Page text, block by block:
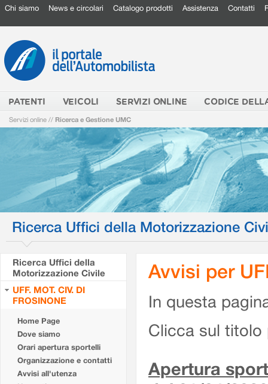
Chi siamo News e circolari Catalogo prodotti Assistenza Contatti
PATENTI VEICOLI SERVIZI ONLINE CODICE
Servizi online // Ricerca e Gestione UMC
Ricerca Uffici della Motorizzazione
Ricerca Uffici della
Motorizzazione Civile
UFF. MOT. CIV. DI
FROSINONE
Home Page
Dove siamo
Orari apertura sportelli
Organizzazione e contatti
Avvisi all'utenza
Avvisi per
In questa
Clicca sul titolo
Apertura